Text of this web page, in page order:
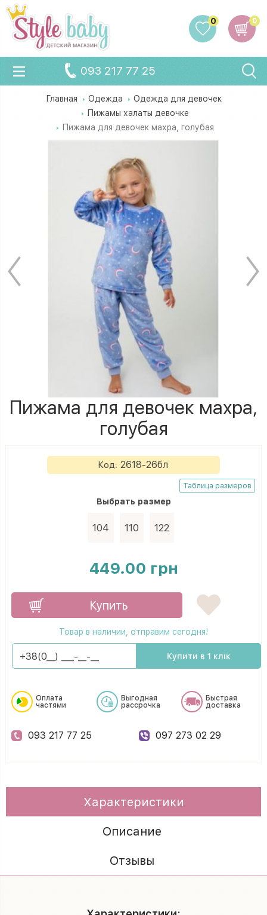
0
0
093 217 77 25
Главная Одежда
Одежда для девочек
Пижамы халаты девочке
Пижама для девочек махра, голубая
Пижама для девочек махра,
голубая
Код: 2618-26бл
Таблица размеров
Выбрать размеp
104 110 122
449.00 грн
Купить
Товар в наличии, отправим сегодня!
Купити в 1 клік
Оплата
частями
Выгодная
рассрочка
Быстрая
доставка
093 217 77 25 097 273 02 29
Характеристики
Описание
Отзывы